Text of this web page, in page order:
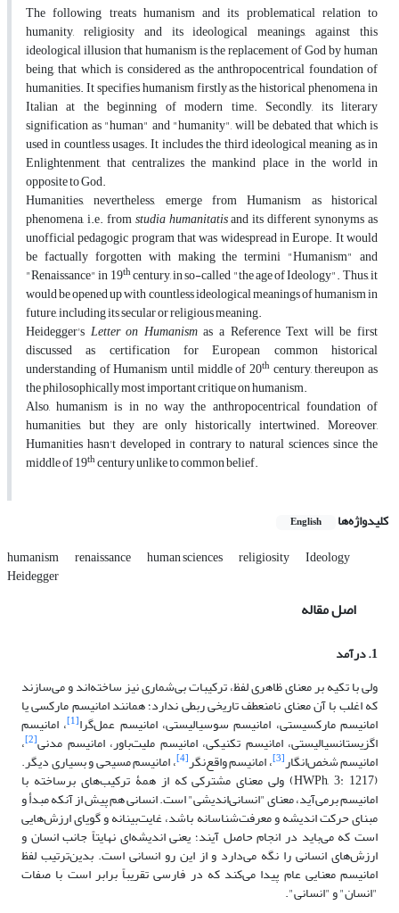
The following treats humanism and its problematical relation to
humanity, religiosity and its ideological meanings, against this
ideological illusion that humanism is the replacement of God by human
being, that which is considered as the anthropocentrical foundation of
humanities. It specifies humanism firstly as the historical phenomena in
Italian at the beginning of modern time. Secondly, its literary
signification as "human" and "humanity", will be debated, that which is
used in countless usages. It includes the third ideological meaning as in
Enlightenment, that centralizes the mankind place in the world in
opposite to God.
Humanities, nevertheless, emerge from Humanism as historical
phenomena, i.e. fromstudiahumanitatisand its different synonyms as
unofficial pedagogic program that was widespread in Europe. It would
be factually forgotten with making the termini "Humanism" and
"Renaissance" in 19thcentury, in so-called "the age of Ideology". Thus, it
would be opened up with countless ideological meanings of humanism in
future, including its secular or religious meaning.
Heidegger's Letter on Humanismas a Reference Text will be first
discussed as certification for European common historical
understanding of Humanism until middle of 20th century, thereupon as
the philosophically most important critique on humanism.
Also, humanism is in no way the anthropocentrical foundation of
humanities, but they are only historically intertwined. Moreover,
Humanities hasn't developed in contrary to natural sciences since the
middle of 19thcentury unlike to common belief.
کلیدواژه‌ها English
humanism renaissance human sciences religiosity Ideology
Heidegger
اصل مقاله
1. درآمد
ولی با تکیه بر معنای ظاهری لفظ، ترکیبات بی‌شماری نیز ساخته‌اند و می‌سازند
که اغلب با آن معنای نامنعطف تاریخی ربطی ندارد؛ همانند امانیسم مارکسی یا
امانیسم مارکسیستی، امانیسم سوسیالیستی، امانیسم عمل‌گرا[1] ، امانیسم
اگزیستانسیالیستی، امانیسم تکنیکی، امانیسم ملیت‌باور، امانیسم مدنی[2] ،
امانیسم شخص‌انگار[3] ، امانیسم واقع‌نگر[4] ، امانیسم مسیحی و بسیاری دیگر.
(HWPh, 3: 1217) ولی معنای مشترکی که از همۀ ترکیب‌های برساخته با
امانیسم برمی‌آید، معنای "انسانی‌اندیشی" است. انسانی هم پیش از آنکه مبدأ و
مبنای حرکت اندیشه و معرفت‌شناسانه باشد، غایت‌بینانه و گویای ارزش‌هایی‌
است که می‌باید در انجام حاصل آیند؛ یعنی اندیشه‌ای نهایتاً جانب انسان و
ارزش‌های انسانی را نگه می‌دارد و از ‌این ‌رو انسانی است. بدین‌ترتیب لفظ
امانیسم معنایی عام پیدا می‌کند که در فارسی تقریباً برابر است با صفات
"انسان" و "انسانی".